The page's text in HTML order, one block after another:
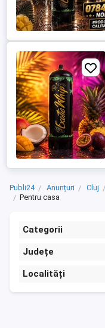
Publi24 Anunțuri Cluj
Pentru casa
Categorii
Județe
Localități